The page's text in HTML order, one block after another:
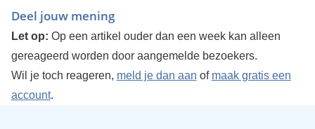
Deel jouw mening
Let op: Op een artikel ouder dan een week kan alleen
gereageerd worden door aangemelde bezoekers.
Wil je toch reageren, meld je dan aan of maak gratis een
account.